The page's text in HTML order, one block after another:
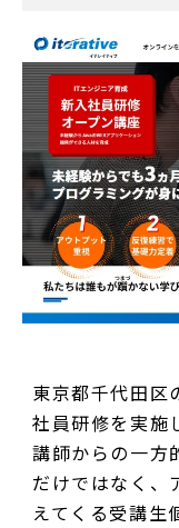
東京都千代田区
社員研修を実施
講師からの一方
だけではなく、
えてくる受講生